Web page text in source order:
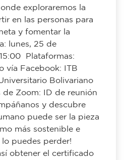
exploraremos la
en las personas para
y fomentar la
lunes, 25 de
Plataformas:
vía Facebook: ITB
Bolivariano
de Zoom: ID de reunión
y descubre
puede ser la pieza
más sostenible e
lo puedes perder!
obtener el certificado